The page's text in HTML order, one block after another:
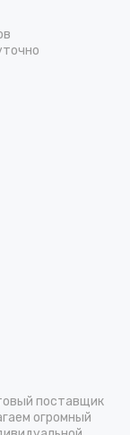
поставщик
огромный